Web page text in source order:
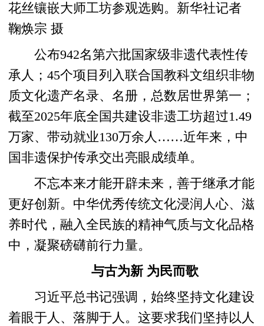
花丝镶嵌大师工坊参观选购。新华社记者
鞠焕宗 摄
公布942名第六批国家级非遗代表性传
承人；45个项目列入联合国教科文组织非物
质文化遗产名录、名册，总数居世界第一；
截至2025年底全国共建设非遗工坊超过1.49
万家、带动就业130万余人……近年来，中
国非遗保护传承交出亮眼成绩单。
不忘本来才能开辟未来，善于继承才能
更好创新。中华优秀传统文化浸润人心、滋
养时代，融入全民族的精神气质与文化品格
中，凝聚磅礴前行力量。
与古为新 为民而歌
习近平总书记强调，始终坚持文化建设
着眼于人、落脚于人。这要求我们坚持以人